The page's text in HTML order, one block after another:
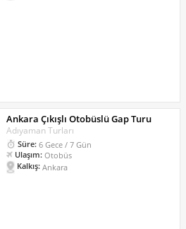
Ankara Çıkışlı Otobüslü Gap Turu
Adıyaman Turları
Süre: 6 Gece / 7 Gün
Ulaşım: Otobüs
Kalkış: Ankara